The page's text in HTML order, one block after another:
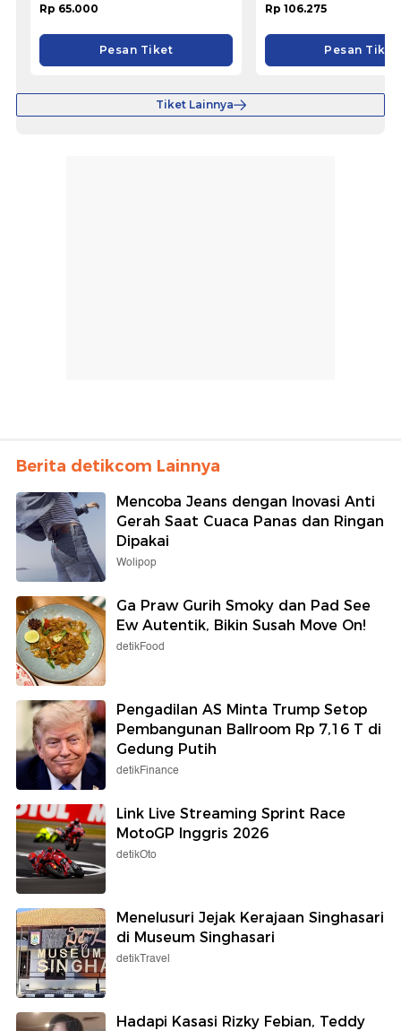
Rp 65.000
Pesan Tiket
Rp 106.275
Pesan Tiket
Tiket Lainnya
Berita detikcom Lainnya
Mencoba Jeans dengan Inovasi Anti
Gerah Saat Cuaca Panas dan Ringan
Dipakai
Wolipop
Ga Praw Gurih Smoky dan Pad See
Ew Autentik, Bikin Susah Move On!
detikFood
Pengadilan AS Minta Trump Setop
Pembangunan Ballroom Rp 7,16 T di
Gedung Putih
detikFinance
Link Live Streaming Sprint Race
MotoGP Inggris 2026
detikOto
Menelusuri Jejak Kerajaan Singhasari
di Museum Singhasari
detikTravel
Hadapi Kasasi Rizky Febian, Teddy